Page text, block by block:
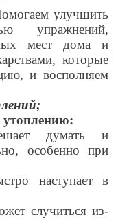
улучшить
упражнений,
мест дома и
которые
и восполняем
утоплению:
думать и
особенно при
наступает в
случиться из-